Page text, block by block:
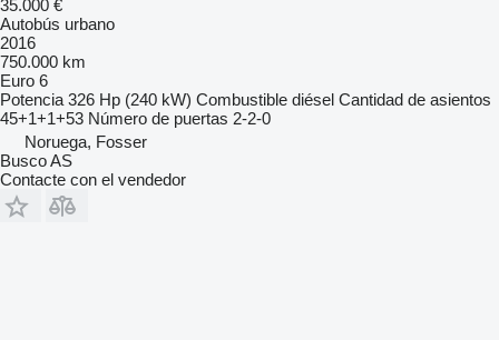
35.000 €
Autobús urbano
2016
750.000 km
Euro 6
Potencia 326 Hp (240 kW) Combustible diésel Cantidad de asientos
45+1+1+53 Número de puertas 2-2-0
Noruega, Fosser
Busco AS
Contacte con el vendedor